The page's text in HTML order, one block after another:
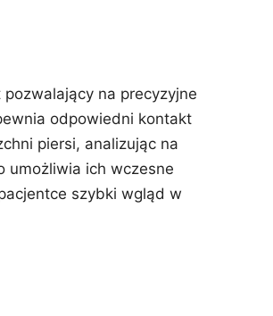
na precyzyjne
odpowiedni kontakt
piersi, analizując na
umożliwia ich wczesne
szybki wgląd w